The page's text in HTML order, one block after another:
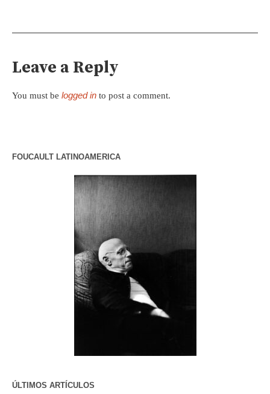
Leave a Reply
You must be logged in to post a comment.
FOUCAULT LATINOAMERICA
ÚLTIMOS ARTÍCULOS